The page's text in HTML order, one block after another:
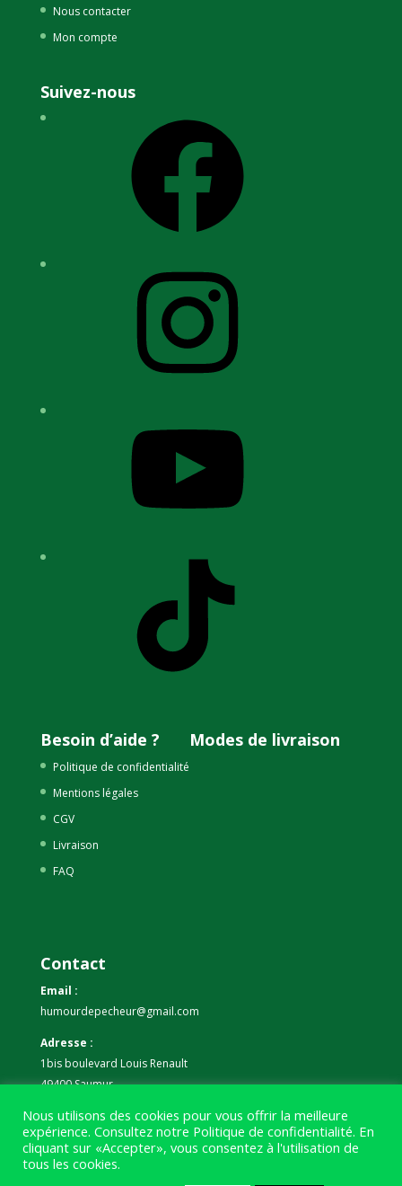
Nous contacter
Mon compte
Suivez-nous
Besoin d’aide ?
Politique de confidentialité
Mentions légales
CGV
Livraison
FAQ
Modes de livraison
Contact
Email :
humourdepecheur@gmail.com
Adresse :
1bis boulevard Louis Renault
49400 Saumur
Téléphone :
07 59 61 06 63
Nous utilisons des cookies pour vous offrir la meilleure
expérience. Consultez notre Politique de confidentialité. En
cliquant sur «Accepter», vous consentez à l'utilisation de
tous les cookies.